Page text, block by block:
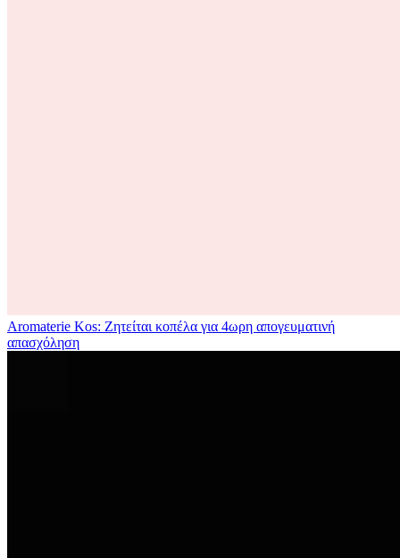
Aromaterie Kos: Ζητείται κοπέλα για 4ωρη απογευματινή
απασχόληση